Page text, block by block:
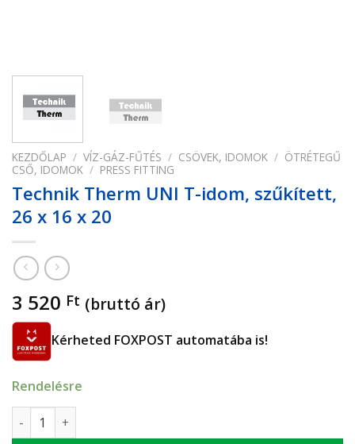
KEZDŐLAP / VÍZ-GÁZ-FŰTÉS / CSÖVEK, IDOMOK / ÖTRÉTEGŰ
CSŐ, IDOMOK / PRESS FITTING
Technik Therm UNI T-idom, szűkített,
26 x 16 x 20
3 520 Ft (bruttó ár)
Kérheted FOXPOST automatába is!
Rendelésre
Technik Therm UNI T-idom, szűkített, 26 x 16 x 20